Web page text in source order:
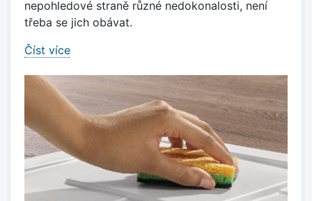
nepohledové straně různé nedokonalosti, není
třeba se jich obávat.
Číst více